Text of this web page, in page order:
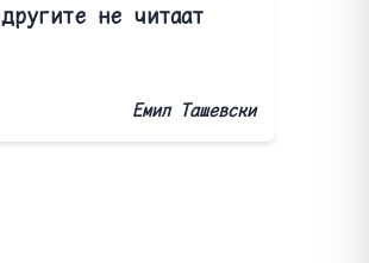
другите не читаат
Емил Ташевски